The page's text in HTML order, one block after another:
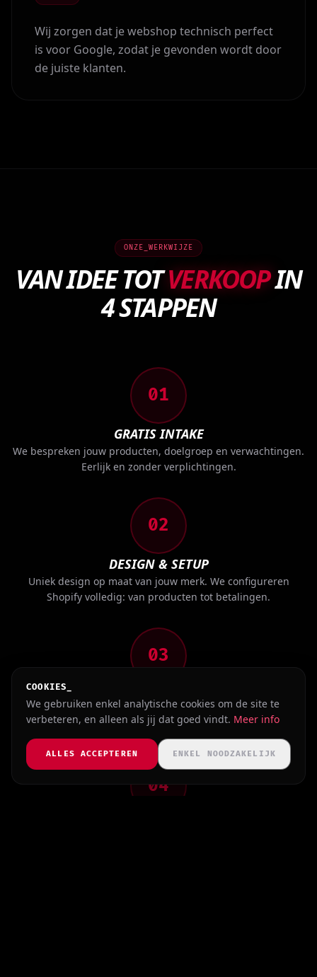
Wij zorgen dat je webshop technisch perfect
is voor Google, zodat je gevonden wordt door
de juiste klanten.
ONZE_WERKWIJZE
VAN IDEE TOTVERKOOPIN
4 STAPPEN
01
GRATIS INTAKE
We bespreken jouw producten, doelgroep en verwachtingen.
Eerlijk en zonder verplichtingen.
02
DESIGN & SETUP
Uniek design op maat van jouw merk. We configureren
Shopify volledig: van producten tot betalingen.
03
We testen uitgebreid op snelheid, mobiel en conversie. Jij
reviewt en geeft feedback.
04
COOKIES_
We gebruiken enkel analytische cookies om de site te
verbeteren, en alleen als jij dat goed vindt. Meer info
ALLES ACCEPTEREN ENKEL NOODZAKELIJK